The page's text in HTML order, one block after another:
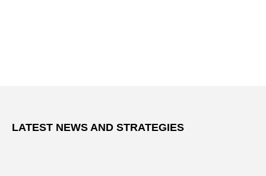
LATEST NEWS AND STRATEGIES